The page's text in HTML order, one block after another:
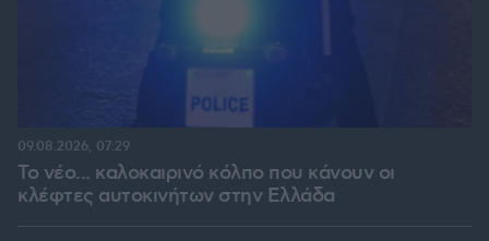
Το νέο... καλοκαιρινό κόλπο που κάνουν οι
κλέφτες αυτοκινήτων στην Ελλάδα
09.08.2026, 07:29